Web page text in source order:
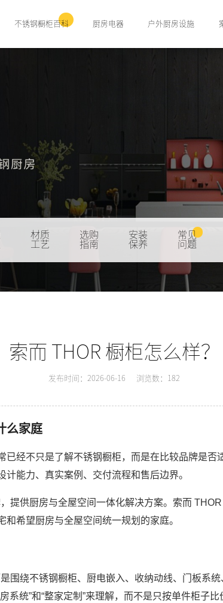
不锈钢橱柜百科 厨房电器 户外厨房设施
材质
工艺
选购
指南
安装
保养
常见
问题
索而 THOR 橱柜怎么样？
发布时间：2026-06-16 浏览数：182
么家庭
已经不只是了解不锈钢橱柜，而是在比较品牌是
能力、真实案例、交付流程和售后边界。
提供厨房与全屋空间一体化解决方案。索而
希望厨房与全屋空间统一规划的家庭。
围绕不锈钢橱柜、厨电嵌入、收纳动线、门板系
系统”和“整家定制”来理解，而不是只按单件柜子比